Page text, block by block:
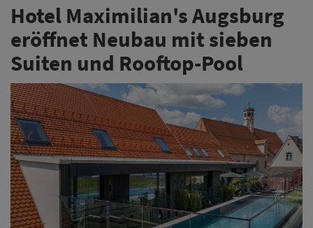
Hotel Maximilian's Augsburg
eröffnet Neubau mit sieben
Suiten und Rooftop-Pool